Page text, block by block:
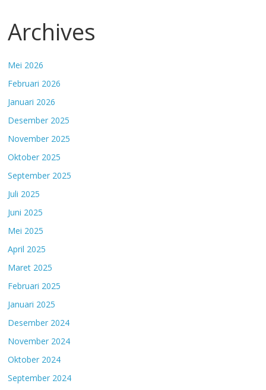
Archives
Mei 2026
Februari 2026
Januari 2026
Desember 2025
November 2025
Oktober 2025
September 2025
Juli 2025
Juni 2025
Mei 2025
April 2025
Maret 2025
Februari 2025
Januari 2025
Desember 2024
November 2024
Oktober 2024
September 2024